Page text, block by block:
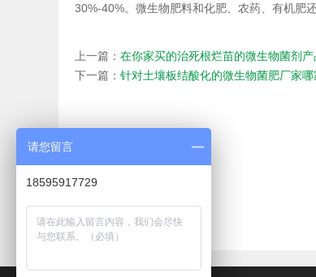
30%-40%。微生物肥料和化肥、农药、有机肥
上一篇： 在你家买的治死根烂苗的微生物菌剂
下一篇： 针对土壤板结酸化的微生物菌肥厂家哪
请您留言
18595917729